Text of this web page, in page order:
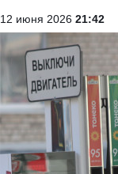
12 июня 2026 21:42